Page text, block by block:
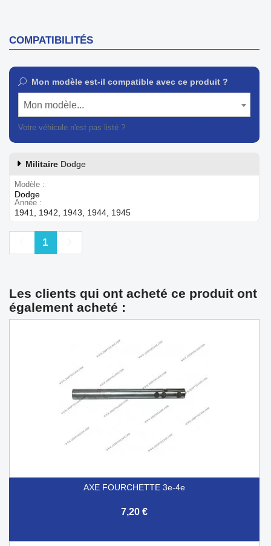
COMPATIBILITÉS
Mon modèle est-il compatible avec ce produit ?
Mon modèle...
Votre véhicule n'est pas listé ?
Militaire Dodge
Modèle
Dodge
Année
1941, 1942, 1943, 1944, 1945
Précédent
1
Les clients qui ont acheté ce produit ont
également acheté :
AXE FOURCHETTE 3e-4e
7,20 €